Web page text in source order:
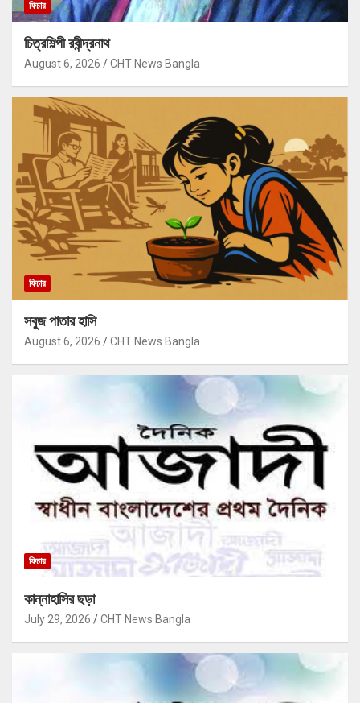
ফিচার
চিত্রশিল্পী রবীন্দ্রনাথ
August 6, 2026 CHT News Bangla
ফিচার
সবুজ পাতার হাসি
August 6, 2026 CHT News Bangla
ফিচার
কান্নাহাসির ছড়া
July 29, 2026 CHT News Bangla